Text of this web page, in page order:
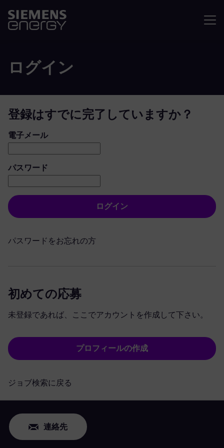
ログイン
登録はすでに完了していますか？
ログイン：ユーザーとパスワード
電子メール
パスワード
ログイン
パスワードをお忘れの方
初めての応募
未登録であれば、ここでアカウントを作成して下さい。
プロフィールの作成
ジョブ検索に戻る
連絡先